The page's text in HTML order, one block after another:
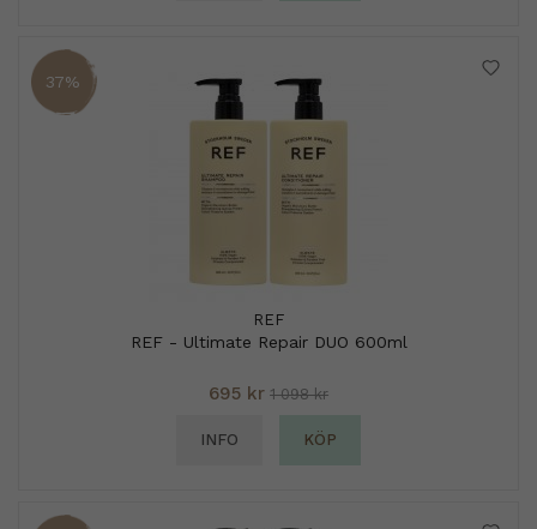
37%
REF
REF - Ultimate Repair DUO 600ml
695 kr 1 098 kr
INFO KÖP